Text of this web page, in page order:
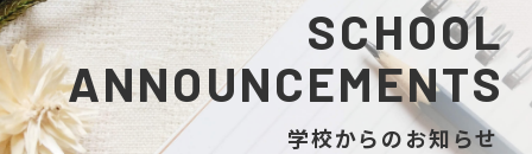
SCHOOL
ANNOUNCEMENTS
学校からのお知らせ